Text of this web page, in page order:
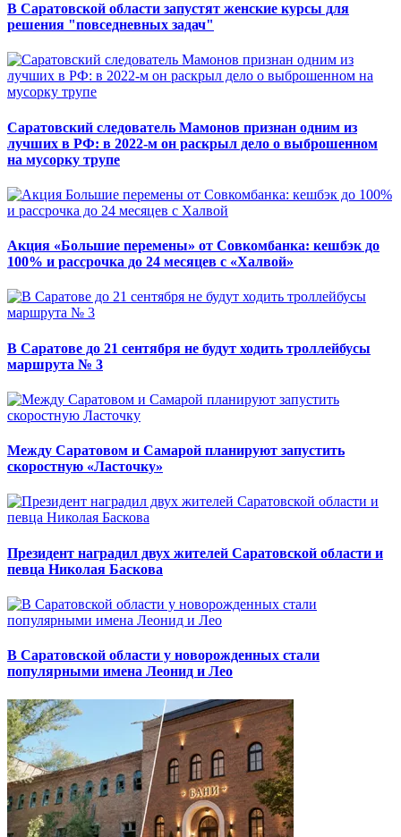
В Саратовской области запустят женские курсы для
решения "повседневных задач"
Саратовский следователь Мамонов признан одним из
лучших в РФ: в 2022-м он раскрыл дело о выброшенном
на мусорку трупе
Акция «Большие перемены» от Совкомбанка: кешбэк до
100% и рассрочка до 24 месяцев с «Халвой»
В Саратове до 21 сентября не будут ходить троллейбусы
маршрута № 3
Между Саратовом и Самарой планируют запустить
скоростную «Ласточку»
Президент наградил двух жителей Саратовской области и
певца Николая Баскова
В Саратовской области у новорожденных стали
популярными имена Леонид и Лео